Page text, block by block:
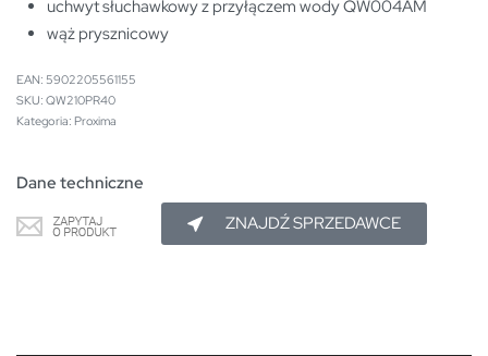
uchwyt słuchawkowy z przyłączem wody QW004AM
wąż prysznicowy
EAN: 5902205561155
QW210PR40
Kategoria: Proxima
Dane techniczne
ZNAJDŹ SPRZEDAWCE